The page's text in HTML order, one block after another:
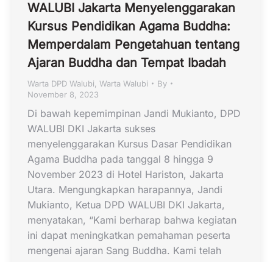
WALUBI Jakarta Menyelenggarakan
Kursus Pendidikan Agama Buddha:
Memperdalam Pengetahuan tentang
Ajaran Buddha dan Tempat Ibadah
Warta DPD Walubi Warta Walubi
By
November 8, 2023
Di bawah kepemimpinan Jandi Mukianto, DPD
WALUBI DKI Jakarta sukses
menyelenggarakan Kursus Dasar Pendidikan
Agama Buddha pada tanggal 8 hingga 9
November 2023 di Hotel Hariston, Jakarta
Utara. Mengungkapkan harapannya, Jandi
Mukianto, Ketua DPD WALUBI DKI Jakarta,
menyatakan, “Kami berharap bahwa kegiatan
ini dapat meningkatkan pemahaman peserta
mengenai ajaran Sang Buddha. Kami telah